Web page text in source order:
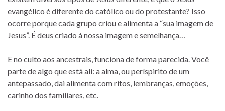
evangélico é diferente do católico ou do protestante? Isso
ocorre porque cada grupo criou e alimenta a “sua imagem de
Jesus”. É deus criado à nossa imagem e semelhança…
E no culto aos ancestrais, funciona de forma parecida. Você
parte de algo que está ali: a alma, ou períspirito de um
antepassado, dai alimenta com ritos, lembranças, emoções,
carinho dos familiares, etc.